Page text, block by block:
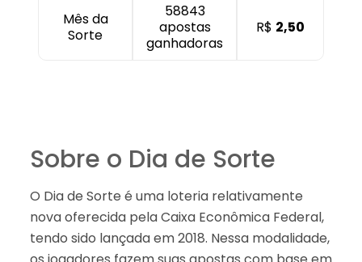
Mês da
Sorte
58843
apostas
ganhadoras
R$ 2,50
Sobre o Dia de Sorte
O Dia de Sorte é uma loteria relativamente
nova oferecida pela Caixa Econômica Federal,
tendo sido lançada em 2018. Nessa modalidade,